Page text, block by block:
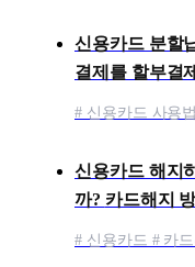
신용카드 분할
결제를 할부결
# 신용카드 사용
신용카드 해지
까? 카드해
# 신용카드 # 카